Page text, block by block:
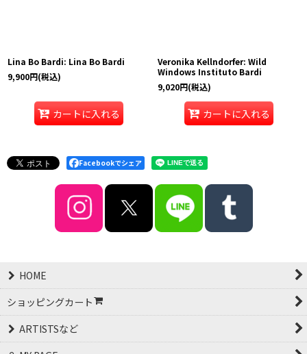
Lina Bo Bardi: Lina Bo Bardi
9,900円(税込)
カートに入れる
Veronika Kellndorfer: Wild
Windows Instituto Bardi
9,020円(税込)
カートに入れる
Facebookでシェア
HOME
ショッピングカート
ARTISTSなど